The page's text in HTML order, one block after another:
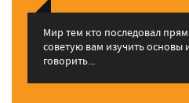
Мир тем кто последовал
советую вам изучить основы
говорить...